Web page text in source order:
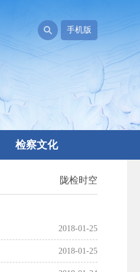
手机版
检察文化
陇检时空
2018-01-25
2018-01-25